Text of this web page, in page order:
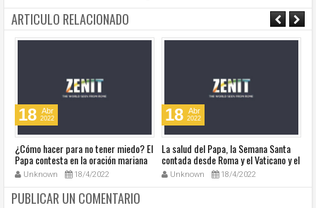
ARTICULO RELACIONADO
18 Abr
2022
¿Cómo hacer para no tener miedo? El
Papa contesta en la oración mariana
de este lunes en la Plaza de San
Pedro
Unknown 18/4/2022
18 Abr
2022
La salud del Papa, la Semana Santa
contada desde Roma y el Vaticano y el
resumen de noticias en audio
Unknown 18/4/2022
PUBLICAR UN COMENTARIO